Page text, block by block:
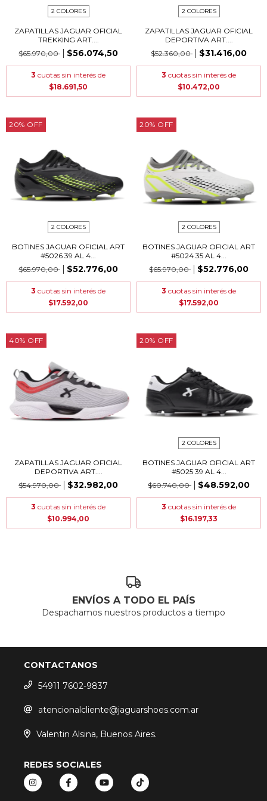
2 COLORES
ZAPATILLAS JAGUAR OFICIAL
TREKKING ART....
$65.970,00
$56.074,50
3 cuotas sin interés de
$18.691,50
2 COLORES
ZAPATILLAS JAGUAR OFICIAL
DEPORTIVA ART....
$52.360,00
$31.416,00
3 cuotas sin interés de
$10.472,00
20% OFF
2 COLORES
BOTINES JAGUAR OFICIAL ART
#5026 39 AL 4...
$65.970,00
$52.776,00
3 cuotas sin interés de
$17.592,00
20% OFF
2 COLORES
BOTINES JAGUAR OFICIAL ART
#5024 35 AL 4...
$65.970,00
$52.776,00
3 cuotas sin interés de
$17.592,00
40% OFF
ZAPATILLAS JAGUAR OFICIAL
DEPORTIVA ART....
$54.970,00
$32.982,00
3 cuotas sin interés de
$10.994,00
20% OFF
2 COLORES
BOTINES JAGUAR OFICIAL ART
#5025 39 AL 4...
$60.740,00
$48.592,00
3 cuotas sin interés de
$16.197,33
ENVÍOS A TODO EL PAÍS
Despachamos nuestros productos a tiempo
CONTACTANOS
54911 7602-9837
atencionalcliente@jaguarshoes.com.ar
Valentin Alsina, Buenos Aires.
REDES SOCIALES